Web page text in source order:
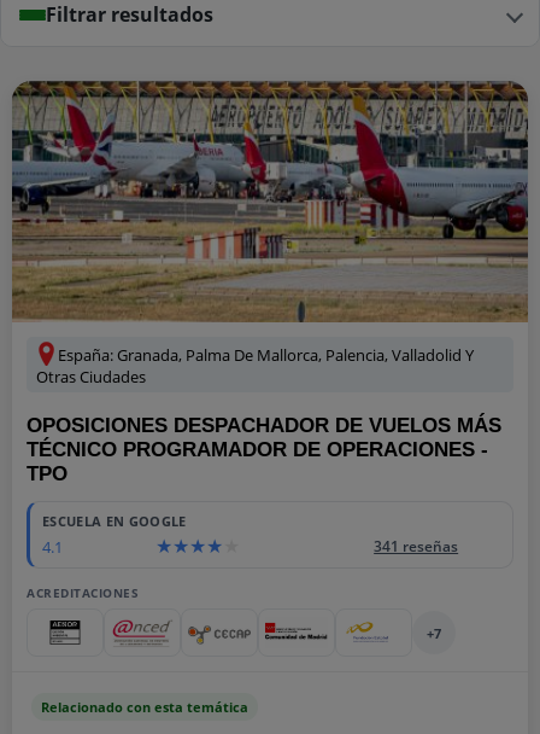
Filtrar resultados
España: Granada, Palma De Mallorca, Palencia, Valladolid Y
Otras Ciudades
OPOSICIONES DESPACHADOR DE VUELOS MÁS
TÉCNICO PROGRAMADOR DE OPERACIONES -
TPO
ESCUELA EN GOOGLE
4.1 341 reseñas
ACREDITACIONES
+7
Relacionado con esta temática